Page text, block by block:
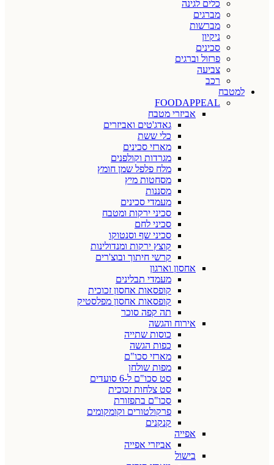
כלים לגינה
מברגים
מברשות
ניקיון
סכינים
פרזול וברגים
צביעה
רכב
למטבח
FOODAPPEAL
אביזרי מטבח
גאדג'טים ואביזרים
כלי ששת
מארזי סכינים
מגרדות וקולפנים
מלח פלפל שמן חומץ
מסחטות מיץ
מסננות
מעמדי סכינים
סכיני ירקות ומטבח
סכיני לחם
סכיני שף וסנטוקו
קוצץ ירקות ומנדולינות
קרשי חיתוך ובוצ'רים
אחסון וארגון
מעמדי תבלינים
קופסאות אחסון זכוכית
קופסאות אחסון מפלסטיק
תה קפה סוכר
אירוח והגשה
כוסות שתייה
כפות הגשה
מארזי סכו"ם
מפות שולחן
סט סכו"ם ל-6 סועדים
סט צלחות זכוכית
סכו"ם בתפזורת
פרקולטורים וקומקומים
קנקנים
אפייה
אביזרי אפייה
בישול